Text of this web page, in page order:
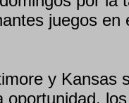
juegos en
y Kansas
oportunidad,